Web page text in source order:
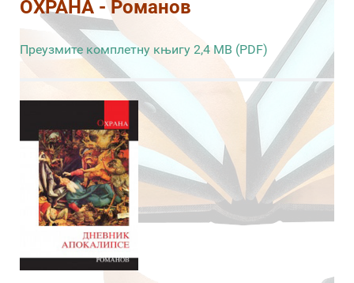
ОХРАНА - Романов
Преузмите комплетну књигу 2,4 MB (PDF)